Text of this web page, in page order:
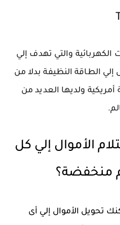
الأموال إلي كل
منخفضة؟
تحويل الأموال إلي أى